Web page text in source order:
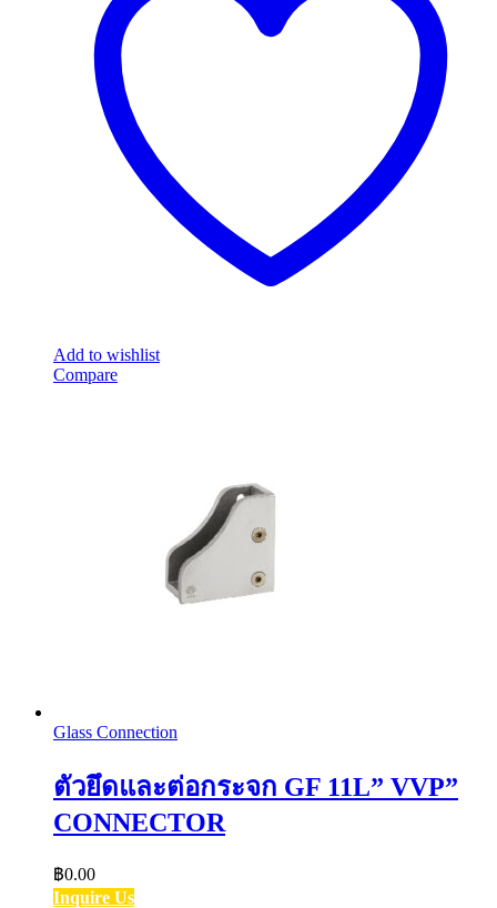
Add to wishlist
Compare
Glass Connection
ตัวยึดและต่อกระจก GF 11L” VVP”
CONNECTOR
฿0.00
Inquire Us